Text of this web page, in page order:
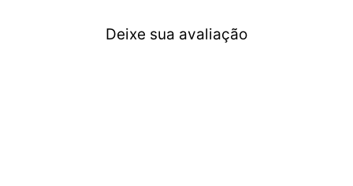
Deixe sua avaliação